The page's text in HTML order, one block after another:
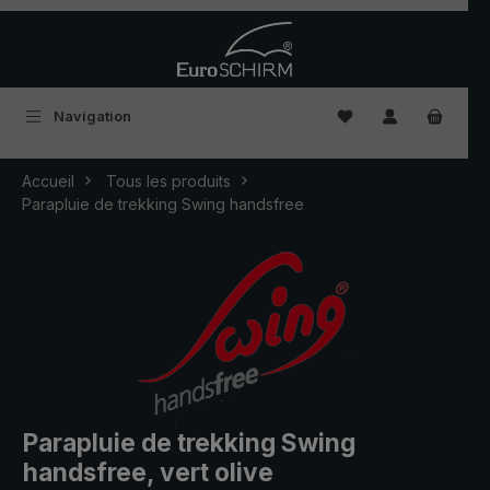
Navigation Vous avez 0
Accueil
Tous les produits
Parapluie de trekking Swing handsfree
Parapluie de trekking Swing
handsfree, vert olive